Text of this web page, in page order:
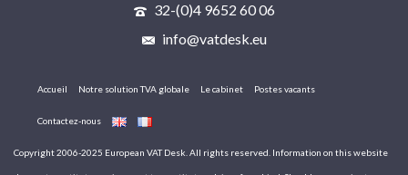
32-(0)4 9652 60 06
info@vatdesk.eu
Accueil Notre solution TVA globale Le cabinet Postes vacants
Contactez-nous
Copyright 2006-2025 European VAT Desk. All rights reserved. Information on this website